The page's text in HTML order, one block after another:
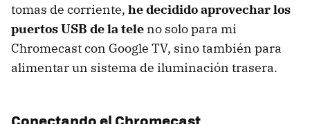
tomas de corriente, he decidido aprovechar los
puertos USB de la tele no solo para mi
Chromecast con Google TV, sino también para
alimentar un sistema de iluminación trasera.